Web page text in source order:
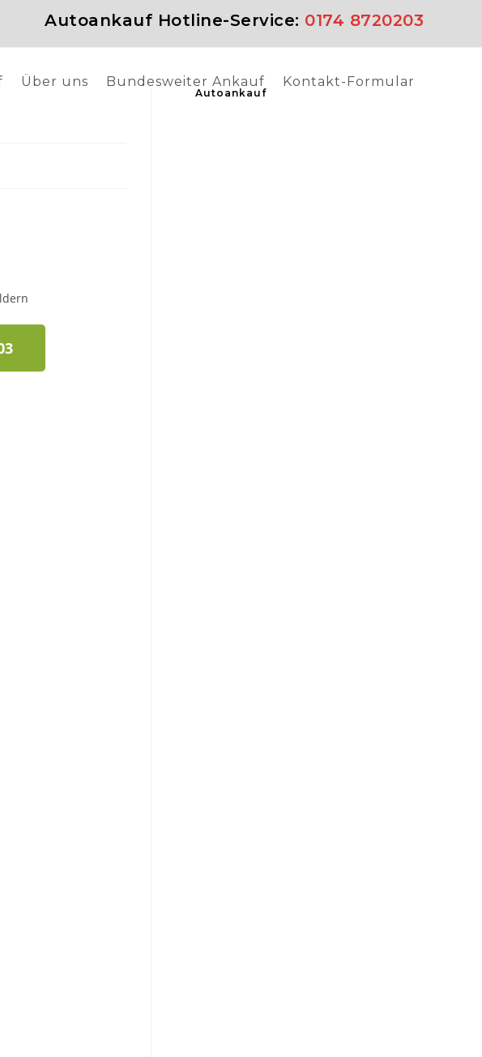
Autoankauf Hotline-Service: 0174 8720203
Über uns Bundesweiter Ankauf Kontakt-Formular
Autoankauf